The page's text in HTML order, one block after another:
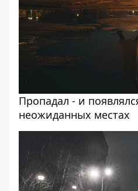
Пропадал - и
неожиданных местах